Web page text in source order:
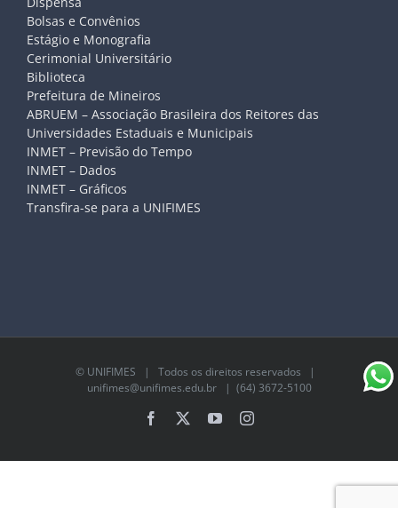
Bolsas e Convênios
Estágio e Monografia
Cerimonial Universitário
Biblioteca
Prefeitura de Mineiros
ABRUEM – Associação Brasileira dos Reitores das
Universidades Estaduais e Municipais
INMET – Previsão do Tempo
INMET – Dados
INMET – Gráficos
Transfira-se para a UNIFIMES
© UNIFIMES | Todos os direitos reservados |
unifimes@unifimes.edu.br| (64) 3672-5100
Facebook YouTubeInstagram